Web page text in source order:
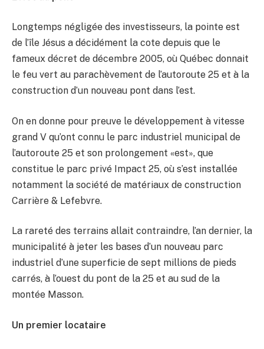
Longtemps négligée des investisseurs, la pointe est
de l’île Jésus a décidément la cote depuis que le
fameux décret de décembre 2005, où Québec donnait
le feu vert au parachèvement de l’autoroute 25 et à la
construction d’un nouveau pont dans l’est.
On en donne pour preuve le développement à vitesse
grand V qu’ont connu le parc industriel municipal de
l’autoroute 25 et son prolongement «est», que
constitue le parc privé Impact 25, où s’est installée
notamment la société de matériaux de construction
Carrière & Lefebvre.
La rareté des terrains allait contraindre, l’an dernier, la
municipalité à jeter les bases d’un nouveau parc
industriel d’une superficie de sept millions de pieds
carrés, à l’ouest du pont de la 25 et au sud de la
montée Masson.
Un premier locataire